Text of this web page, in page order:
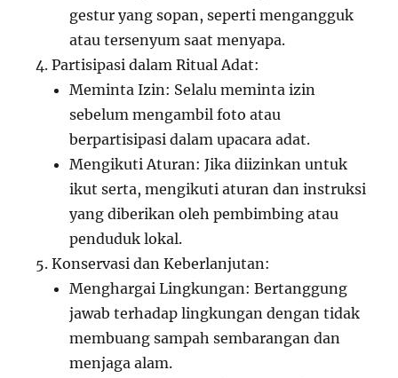
gestur yang sopan, seperti mengangguk
atau tersenyum saat menyapa.
Partisipasi dalam Ritual Adat:
Meminta Izin: Selalu meminta izin
sebelum mengambil foto atau
berpartisipasi dalam upacara adat.
Mengikuti Aturan: Jika diizinkan untuk
ikut serta, mengikuti aturan dan instruksi
yang diberikan oleh pembimbing atau
penduduk lokal.
Konservasi dan Keberlanjutan:
Menghargai Lingkungan: Bertanggung
jawab terhadap lingkungan dengan tidak
membuang sampah sembarangan dan
menjaga alam.